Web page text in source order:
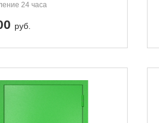
24 часа
руб.